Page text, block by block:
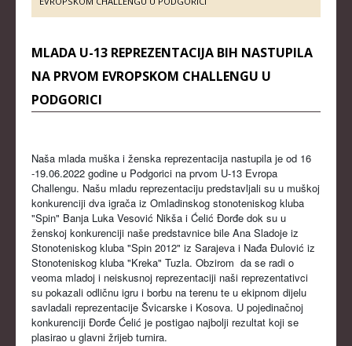
SENIORKE
JUNIORKE
KADETKINJE
MLAĐI KADETI
MLAĐE KADETKINJE
NAJMLAĐI KADETI
NAJMLAĐE KADETKINJE
DOKUMENTI
MLADA U-13 REPREZENTACIJA BIH NASTUPILA
NA PRVOM EVROPSKOM CHALLENGU U
PODGORICI
Naša mlada muška i ženska reprezentacija nastupila je od 16
-19.06.2022 godine u Podgorici na prvom U-13 Evropa
Challengu. Našu mladu reprezentaciju predstavljali su u muškoj
konkurenciji dva igrača iz Omladinskog stonoteniskog kluba
"Spin" Banja Luka Vesović Nikša i Ćelić Đorđe dok su u
ženskoj konkurenciji naše predstavnice bile Ana Sladoje iz
Stonoteniskog kluba "Spin 2012" iz Sarajeva i Nađa Đulović iz
Stonoteniskog kluba "Kreka" Tuzla. Obzirom da se radi o
veoma mladoj i neiskusnoj reprezentaciji naši reprezentativci
su pokazali odličnu igru i borbu na terenu te u ekipnom dijelu
savladali reprezentacije Švicarske i Kosova. U pojedinačnoj
konkurenciji Đorđe Ćelić je postigao najbolji rezultat koji se
plasirao u glavni žrijeb turnira.